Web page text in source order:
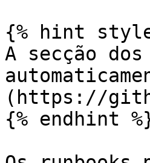
{% hint
A secção
(https://
{% endhint